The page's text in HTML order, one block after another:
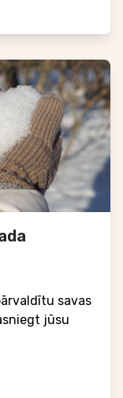
savas
jūsu